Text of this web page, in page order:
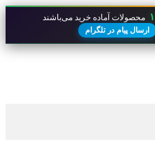
محصولات آماده خرید می‌باشند
ارسال پیام در تلگرام